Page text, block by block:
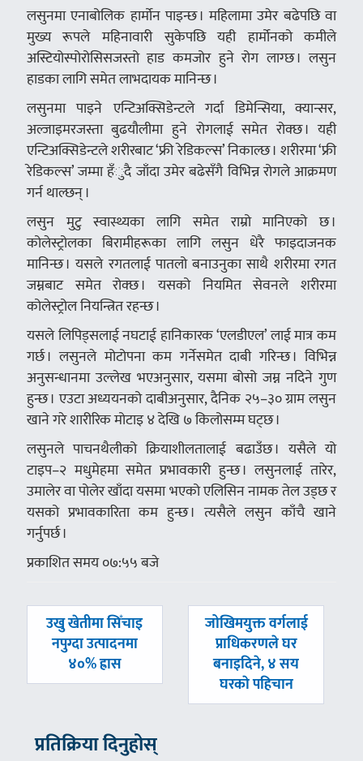
लसुनमा एनाबोलिक हार्मोन पाइन्छ । महिलामा उमेर बढेपछि वा
मुख्य रूपले महिनावारी सुकेपछि यही हार्मोनको कमीले
अस्टियोस्पोरोसिसजस्तो हाड कमजोर हुने रोग लाग्छ । लसुन
हाडका लागि समेत लाभदायक मानिन्छ ।
लसुनमा पाइने एन्टिअक्सिडेन्टले गर्दा डिमेन्सिया, क्यान्सर,
अल्जाइमरजस्ता बुढयौलीमा हुने रोगलाई समेत रोक्छ । यही
एन्टिअक्सिडेन्टले शरीरबाट ‘फ्री रेडिकल्स’ निकाल्छ । शरीरमा ‘फ्री
रेडिकल्स’ जम्मा हँुदै जाँदा उमेर बढेसँगै विभिन्न रोगले आक्रमण
गर्न थाल्छन् ।
लसुन मुटु स्वास्थ्यका लागि समेत राम्रो मानिएको छ ।
कोलेस्ट्रोलका बिरामीहरूका लागि लसुन धेरै फाइदाजनक
मानिन्छ । यसले रगतलाई पातलो बनाउनुका साथै शरीरमा रगत
जम्नबाट समेत रोक्छ । यसको नियमित सेवनले शरीरमा
कोलेस्ट्रोल नियन्त्रित रहन्छ ।
यसले लिपिड्सलाई नघटाई हानिकारक ‘एलडीएल’ लाई मात्र कम
गर्छ । लसुनले मोटोपना कम गर्नेसमेत दाबी गरिन्छ । विभिन्न
अनुसन्धानमा उल्लेख भएअनुसार, यसमा बोसो जम्न नदिने गुण
हुन्छ । एउटा अध्ययनको दाबीअनुसार, दैनिक २५–३० ग्राम लसुन
खाने गरे शारीरिक मोटाइ ४ देखि ७ किलोसम्म घट्छ ।
लसुनले पाचनथैलीको क्रियाशीलतालाई बढाउँछ । यसैले यो
टाइप–२ मधुमेहमा समेत प्रभावकारी हुन्छ । लसुनलाई तारेर,
उमालेर वा पोलेर खाँदा यसमा भएको एलिसिन नामक तेल उड्छ र
यसको प्रभावकारिता कम हुन्छ । त्यसैले लसुन काँचै खाने
गर्नुपर्छ ।
प्रकाशित समय ०७:५५ बजे
पछिल्लाे
उखु खेतीमा सिँचाइ
नपुग्दा उत्पादनमा
४०% ह्रास
अघिल्लाे
जोखिमयुक्त वर्गलाई
प्राधिकरणले घर
बनाइदिने, ४ सय
घरकाे पहिचान
प्रतिक्रिया दिनुहोस्